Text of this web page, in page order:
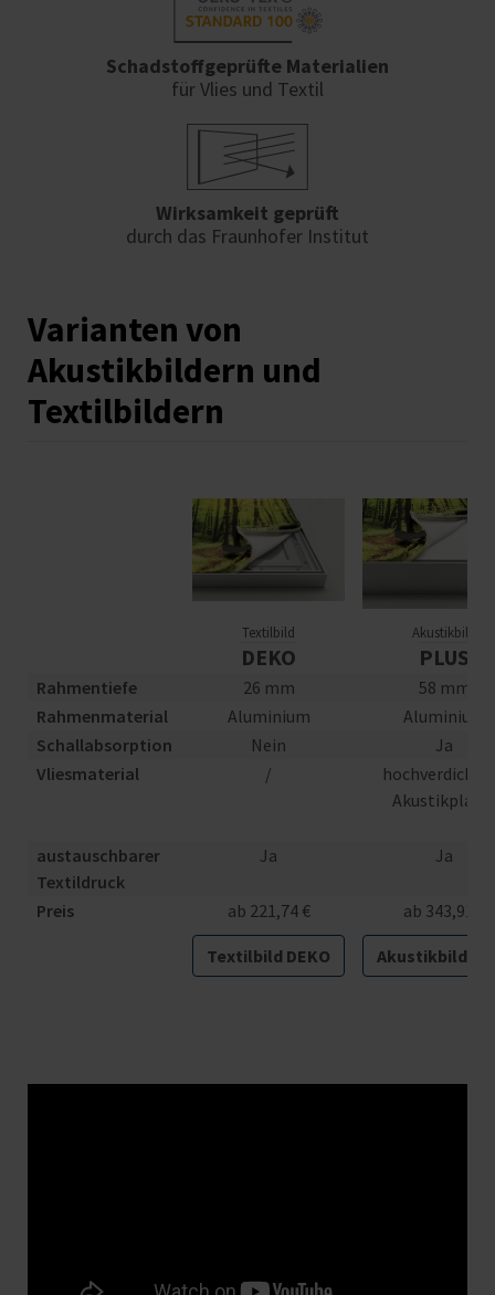
Schadstoffgeprüfte Materialien
für Vlies und Textil
Wirksamkeit geprüft
durch das Fraunhofer Institut
Varianten von
Akustikbildern und
Textilbildern
Textilbild
DEKO
Akustikbild
PLUS
Rahmentiefe 26 mm
58 mm
Rahmenmaterial
Aluminium
Aluminium
Schallabsorption
Nein
Ja
Vliesmaterial
/
austauschbarer
Textildruck
Ja Ja
Preis ab 221,74 € ab 343,91 €
Textilbild DEKO Akustikbild